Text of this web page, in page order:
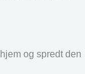
og spredt den